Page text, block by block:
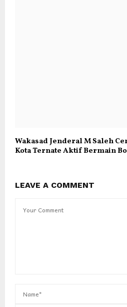
Wakasad Jenderal M Saleh
Kota Ternate Aktif Bermain
LEAVE A COMMENT